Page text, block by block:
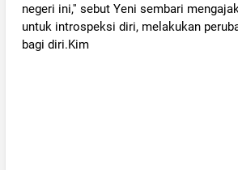
negeri ini,'' sebut Yeni sembari
untuk introspeksi diri, melakukan
bagi diri.Kim